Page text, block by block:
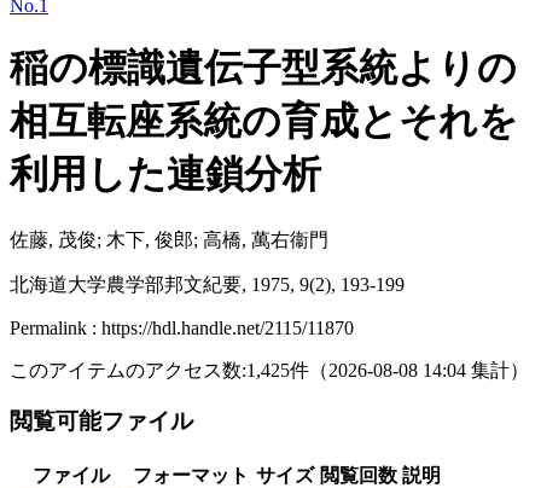
No.1
稲の標識遺伝子型系統よりの
相互転座系統の育成とそれを
利用した連鎖分析
佐藤, 茂俊; 木下, 俊郎; 高橋, 萬右衞門
北海道大学農学部邦文紀要, 1975, 9(2), 193-199
Permalink : https://hdl.handle.net/2115/11870
このアイテムのアクセス数:1,425件 （2026-08-08 14:04 集計）
閲覧可能ファイル
ファイル フォーマット サイズ 閲覧回数 説明